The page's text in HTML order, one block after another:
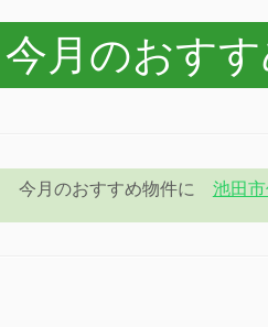
今月のおす
今月のおすすめ物件に 池田